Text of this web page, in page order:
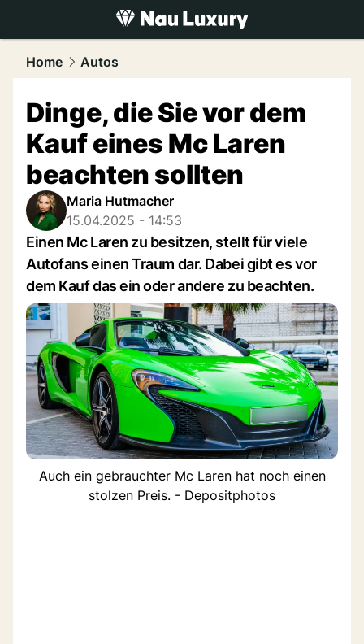
luxury.NAU.ch
Home Autos
Dinge, die Sie vor dem
Kauf eines Mc Laren
beachten sollten
Maria Hutmacher
15.04.2025 - 14:53
Einen Mc Laren zu besitzen, stellt für viele
Autofans einen Traum dar. Dabei gibt es vor
dem Kauf das ein oder andere zu beachten.
Auch ein gebrauchter Mc Laren hat noch einen
stolzen Preis. - Depositphotos